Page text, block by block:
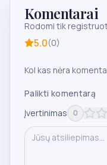
Komentarai
Rodomi tik
5.0(0)
Kol kas nėra
Palikti komentarą
Įvertinimas
0